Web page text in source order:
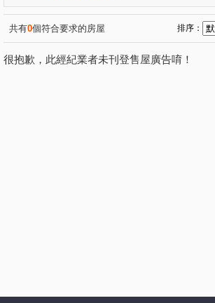
天母西路(1) 詔安街(1) 廈門街(1)
西藏路(1) 西寧南路 (2)
成都路(2) 安興路(1) 康定路(2)
雅江街(1) 開封街二段 (1) 許昌街
共有0個符合要求的房屋 排序：
很抱歉，此經紀業者未刊登售屋廣告唷！